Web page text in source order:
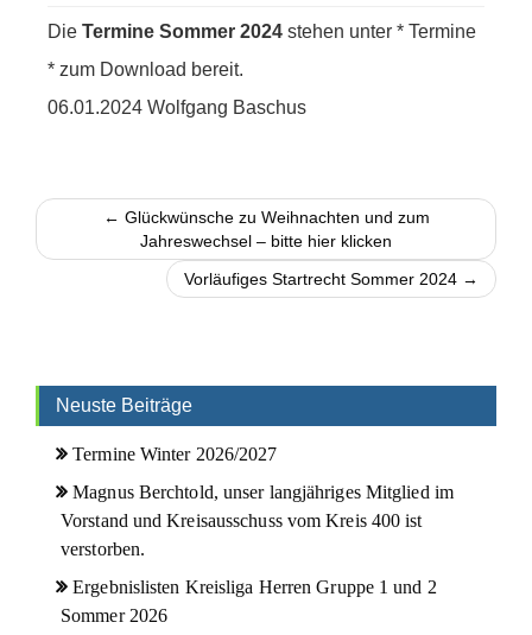
Die Termine Sommer 2024 stehen unter * Termine
* zum Download bereit.
06.01.2024 Wolfgang Baschus
← Glückwünsche zu Weihnachten und zum
Jahreswechsel – bitte hier klicken
Vorläufiges Startrecht Sommer 2024 →
Neuste Beiträge
Termine Winter 2026/2027
Magnus Berchtold, unser langjähriges Mitglied im
Vorstand und Kreisausschuss vom Kreis 400 ist
verstorben.
Ergebnislisten Kreisliga Herren Gruppe 1 und 2
Sommer 2026